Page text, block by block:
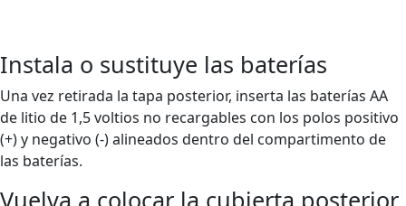
Instala o sustituye las baterías
Una vez retirada la tapa posterior, inserta las baterías AA
de litio de 1,5 voltios no recargables con los polos positivo
(+) y negativo (-) alineados dentro del compartimento de
las baterías.
Vuelva a colocar la cubierta posterior